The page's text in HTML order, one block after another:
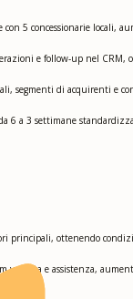
5 concessionarie locali,
e follow-up nel CRM,
segmenti di acquirenti e
6 a 3 settimane
principali, ottenendo
vendita e assistenza,